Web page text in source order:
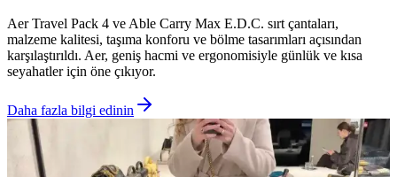
Aer Travel Pack 4 ve Able Carry Max E.D.C. sırt çantaları,
malzeme kalitesi, taşıma konforu ve bölme tasarımları açısından
karşılaştırıldı. Aer, geniş hacmi ve ergonomisiyle günlük ve kısa
seyahatler için öne çıkıyor.
Daha fazla bilgi edinin